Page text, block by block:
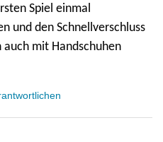
Spiel einmal
und den Schnellverschluss
mit Handschuhen